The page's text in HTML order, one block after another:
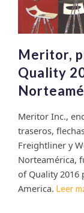
Meritor,
Quality
Meritor Inc.,
traseros,
Freightliner y
Norteamérica,
of Quality 2016
America. Leer